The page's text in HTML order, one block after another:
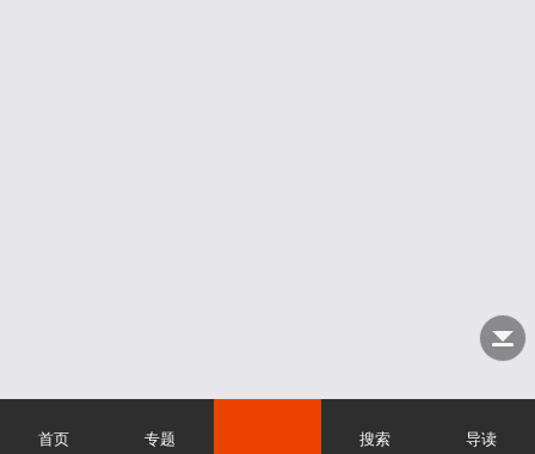
首页 专题 搜索 导读